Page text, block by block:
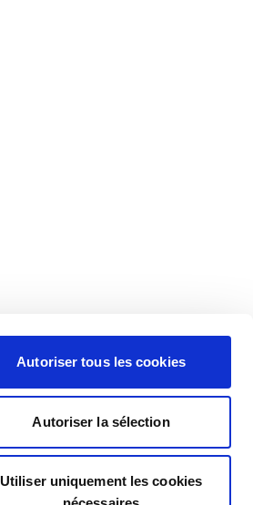
Autoriser tous les cookies
Autoriser la sélection
Utiliser uniquement les cookies